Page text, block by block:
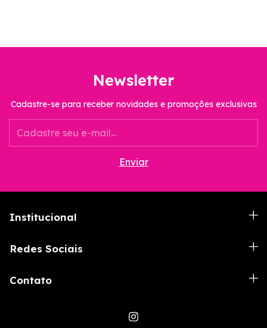
Newsletter
Cadastre-se para receber novidades e promoções exclusivas
Institucional
Redes Sociais
Contato